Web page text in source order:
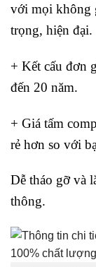
với mọi không
trọng, hiện đại.
+ Kết cấu đơn
đến 20 năm.
+ Giá tấm
rẻ hơn so với
Dễ tháo gỡ và
thông.